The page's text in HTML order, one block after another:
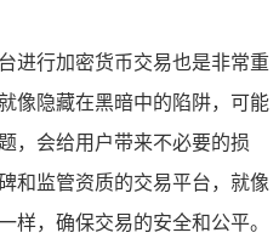
进行加密货币交易也是非常重
像隐藏在黑暗中的陷阱，可能
，会给用户带来不必要的损
和监管资质的交易平台，就像
样，确保交易的安全和公平。